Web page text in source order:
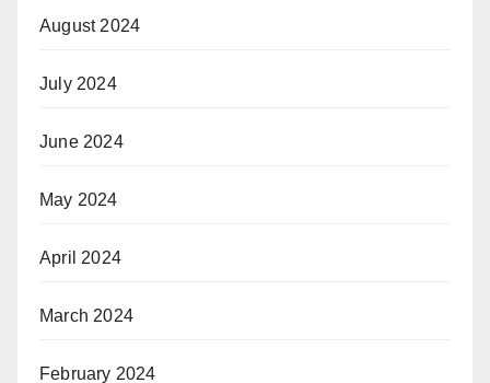
August 2024
July 2024
June 2024
May 2024
April 2024
March 2024
February 2024